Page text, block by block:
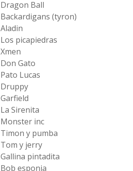
Dragon Ball
Backardigans (tyron)
Aladin
Los picapiedras
Xmen
Don Gato
Pato Lucas
Druppy
Garfield
La Sirenita
Monster inc
Timon y pumba
Tom y jerry
Gallina pintadita
Bob esponja